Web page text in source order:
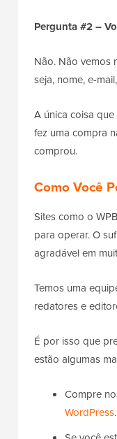
Pergunta #2 –
Não. Não vemos
seja, nome, e-
A única coisa
fez uma compra
comprou.
Como Você
Sites como o
para operar. O
agradável em
Temos uma
redatores e
É por isso que
estão algumas
Compre
WordPress.